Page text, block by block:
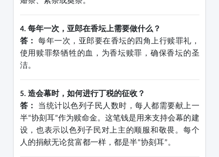
4. 每年一次，亚郎在香坛上需要做什么？
答：
每年一次，亚郎要在香坛的四角上行赎罪礼，
使用赎罪祭牺牲的血，为香坛赎罪，确保香坛的圣
洁。
5. 造会幕时，如何进行丁税的征收？
答：
当统计以色列子民人数时，每人都需要献上一
半“协刻耳”作为赎命金。这笔钱是用来支持会幕的建
设，也表示以色列子民对上主的顺服和敬畏。每个
人的捐献无论贫富都一样，都是半“协刻耳”。